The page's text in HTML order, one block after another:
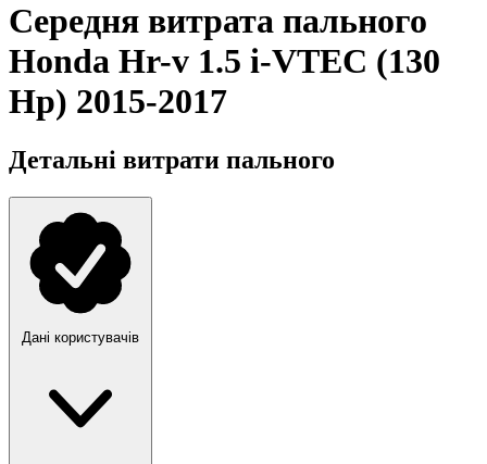
Середня витрата пального
Honda Hr-v 1.5 i-VTEC (130
Hp) 2015-2017
Детальні витрати пального
Дані користувачів